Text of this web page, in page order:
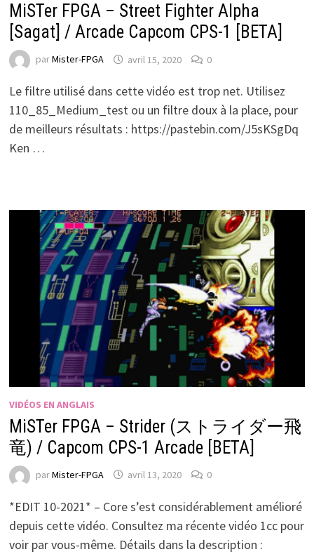
MiSTer FPGA – Street Fighter Alpha
[Sagat] / Arcade Capcom CPS-1 [BETA]
parMister-FPGA avril 15, 2020 0
Le filtre utilisé dans cette vidéo est trop net. Utilisez
110_85_Medium_test ou un filtre doux à la place, pour
de meilleurs résultats : https://pastebin.com/J5sKSgDq
Ken …
VIDÉOS EN ANGLAIS
MiSTer FPGA – Strider (ストライダー飛
竜) / Capcom CPS-1 Arcade [BETA]
parMister-FPGA avril 13, 2020 0
*EDIT 10-2021* – Core s’est considérablement amélioré
depuis cette vidéo. Consultez ma récente vidéo 1cc pour
voir par vous-même. Détails dans la description :